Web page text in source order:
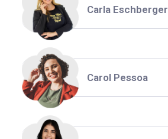
Carla Eschberger
Carol Pessoa